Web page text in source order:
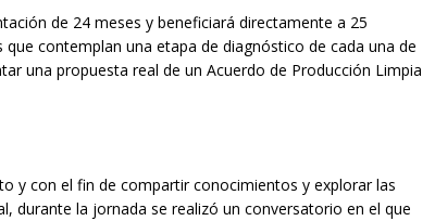
de 24 meses y beneficiará directamente a 25
contemplan una etapa de diagnóstico de cada una de
una propuesta real de un Acuerdo de Producción Limpia
y con el fin de compartir conocimientos y explorar las
durante la jornada se realizó un conversatorio en el que